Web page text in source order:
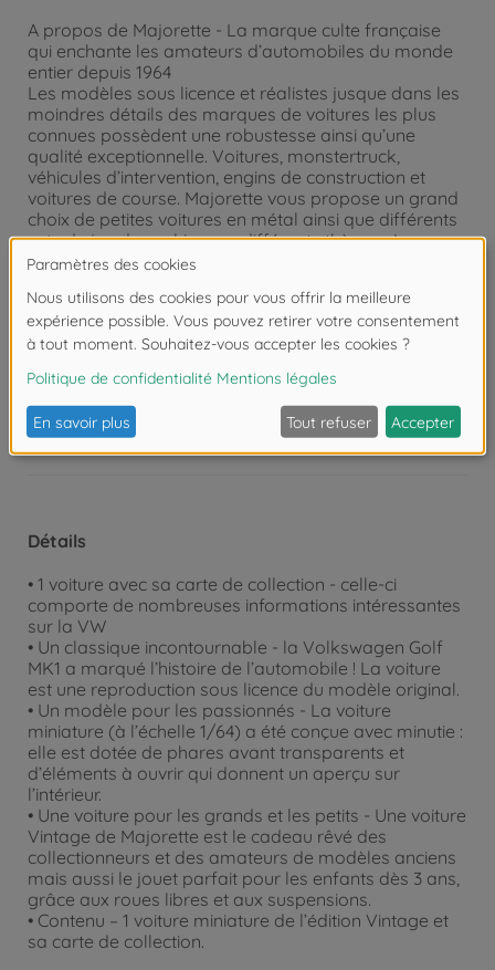
A propos de Majorette - La marque culte française
qui enchante les amateurs d’automobiles du monde
entier depuis 1964
Les modèles sous licence et réalistes jusque dans les
moindres détails des marques de voitures les plus
connues possèdent une robustesse ainsi qu’une
qualité exceptionnelle. Voitures, monstertruck,
véhicules d’intervention, engins de construction et
voitures de course. Majorette vous propose un grand
choix de petites voitures en métal ainsi que différents
sets de jeu de parking sur différents thèmes. Les
petites voitures en métal sont idéales pour les enfants
ambitieux de tous âges.
Attention !Ne convient pas aux enfants de
moins de 3 ans. Risque d'asphyxie lié à la
présence de pièces de petite taille.
Détails
• 1 voiture avec sa carte de collection - celle-ci
comporte de nombreuses informations intéressantes
sur la VW
• Un classique incontournable - la Volkswagen Golf
MK1 a marqué l’histoire de l’automobile ! La voiture
est une reproduction sous licence du modèle original.
• Un modèle pour les passionnés - La voiture
miniature (à l’échelle 1/64) a été conçue avec minutie :
elle est dotée de phares avant transparents et
d’éléments à ouvrir qui donnent un aperçu sur
l’intérieur.
• Une voiture pour les grands et les petits - Une voiture
Vintage de Majorette est le cadeau rêvé des
collectionneurs et des amateurs de modèles anciens
mais aussi le jouet parfait pour les enfants dès 3 ans,
grâce aux roues libres et aux suspensions.
• Contenu – 1 voiture miniature de l’édition Vintage et
sa carte de collection.